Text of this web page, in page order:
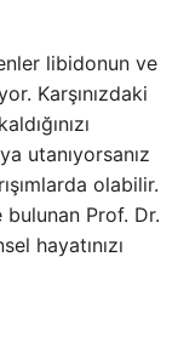
libidonun ve
Karşınızdaki
utanıyorsanız
olabilir.
bulunan Prof. Dr.
hayatınızı